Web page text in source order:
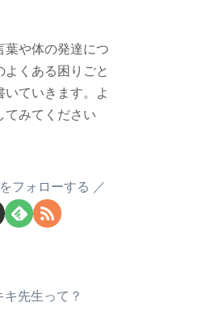
葉や体の発達につ
よくある困りごと
いていきます。よ
てみてください
フォローする
キ先生って？